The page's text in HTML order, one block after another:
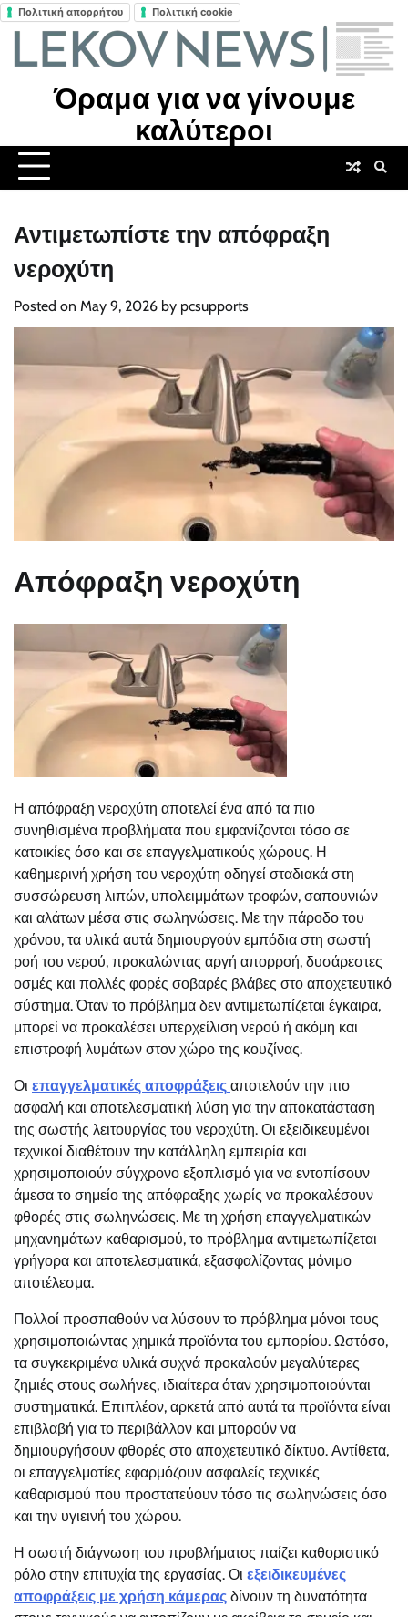
Πολιτική απορρήτου Πολιτική cookie
Skip
Όραμα για να γίνουμε
καλύτεροι
Αντιμετωπίστε την απόφραξη
νεροχύτη
Posted on May 9, 2026 by pcsupports
Απόφραξη νεροχύτη
Η απόφραξη νεροχύτη αποτελεί ένα από τα πιο
συνηθισμένα προβλήματα που εμφανίζονται τόσο σε
κατοικίες όσο και σε επαγγελματικούς χώρους. Η
καθημερινή χρήση του νεροχύτη οδηγεί σταδιακά στη
συσσώρευση λιπών, υπολειμμάτων τροφών, σαπουνιών
και αλάτων μέσα στις σωληνώσεις. Με την πάροδο του
χρόνου, τα υλικά αυτά δημιουργούν εμπόδια στη σωστή
ροή του νερού, προκαλώντας αργή απορροή, δυσάρεστες
οσμές και πολλές φορές σοβαρές βλάβες στο αποχετευτικό
σύστημα. Όταν το πρόβλημα δεν αντιμετωπίζεται έγκαιρα,
μπορεί να προκαλέσει υπερχείλιση νερού ή ακόμη και
επιστροφή λυμάτων στον χώρο της κουζίνας.
Οι επαγγελματικές αποφράξεις αποτελούν την πιο
ασφαλή και αποτελεσματική λύση για την αποκατάσταση
της σωστής λειτουργίας του νεροχύτη. Οι εξειδικευμένοι
τεχνικοί διαθέτουν την κατάλληλη εμπειρία και
χρησιμοποιούν σύγχρονο εξοπλισμό για να εντοπίσουν
άμεσα το σημείο της απόφραξης χωρίς να προκαλέσουν
φθορές στις σωληνώσεις. Με τη χρήση επαγγελματικών
μηχανημάτων καθαρισμού, το πρόβλημα αντιμετωπίζεται
γρήγορα και αποτελεσματικά, εξασφαλίζοντας μόνιμο
αποτέλεσμα.
Πολλοί προσπαθούν να λύσουν το πρόβλημα μόνοι τους
χρησιμοποιώντας χημικά προϊόντα του εμπορίου. Ωστόσο,
τα συγκεκριμένα υλικά συχνά προκαλούν μεγαλύτερες
ζημιές στους σωλήνες, ιδιαίτερα όταν χρησιμοποιούνται
συστηματικά. Επιπλέον, αρκετά από αυτά τα προϊόντα είναι
επιβλαβή για το περιβάλλον και μπορούν να
δημιουργήσουν φθορές στο αποχετευτικό δίκτυο. Αντίθετα,
οι επαγγελματίες εφαρμόζουν ασφαλείς τεχνικές
καθαρισμού που προστατεύουν τόσο τις σωληνώσεις όσο
και την υγιεινή του χώρου.
Η σωστή διάγνωση του προβλήματος παίζει καθοριστικό
ρόλο στην επιτυχία της εργασίας. Οι εξειδικευμένες
αποφράξεις με χρήση κάμερας δίνουν τη δυνατότητα